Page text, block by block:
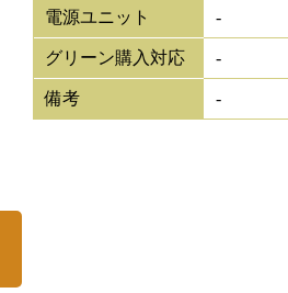
電源ユニット -
グリーン購入対応 -
備考 -